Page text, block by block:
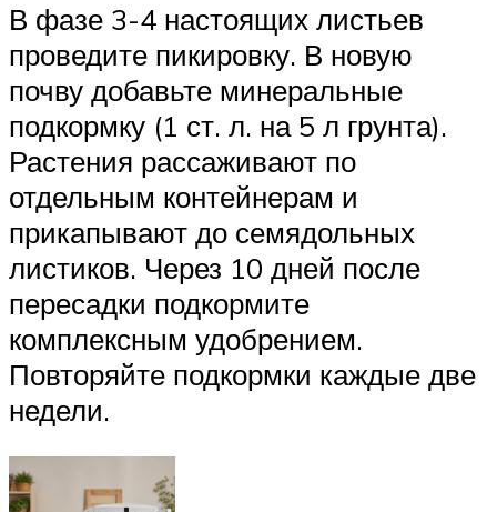
В фазе 3-4 настоящих листьев
проведите пикировку. В новую
почву добавьте минеральные
подкормку (1 ст. л. на 5 л грунта).
Растения рассаживают по
отдельным контейнерам и
прикапывают до семядольных
листиков. Через 10 дней после
пересадки подкормите
комплексным удобрением.
Повторяйте подкормки каждые две
недели.